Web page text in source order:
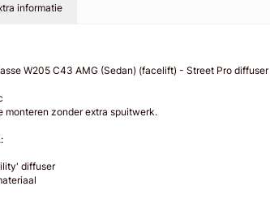
informatie
W205 C43 AMG (Sedan) (facelift) - Street Pro diffuser
monteren zonder extra spuitwerk.
diffuser